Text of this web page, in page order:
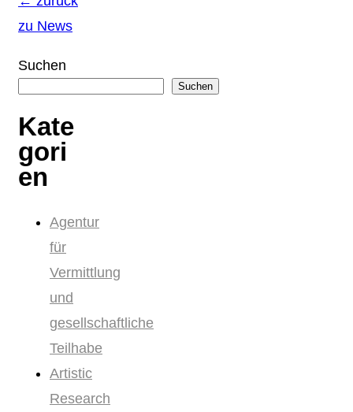
zu News
Suchen
Suchen
Kate
gori
en
Agentur
für
Vermittlung
und
gesellschaftliche
Teilhabe
Artistic
Research